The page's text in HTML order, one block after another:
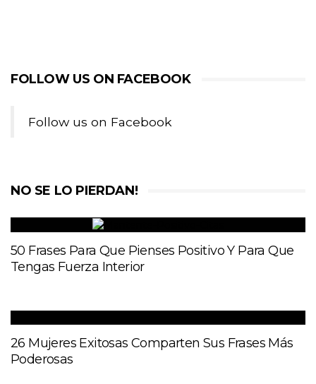
FOLLOW US ON FACEBOOK
Follow us on Facebook
NO SE LO PIERDAN!
50 Frases Para Que Pienses Positivo Y Para Que
Tengas Fuerza Interior
26 Mujeres Exitosas Comparten Sus Frases Más
Poderosas